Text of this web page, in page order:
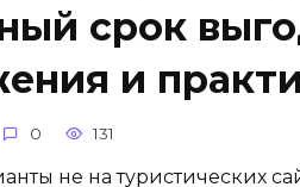
срок
и
0 131
не на туристических